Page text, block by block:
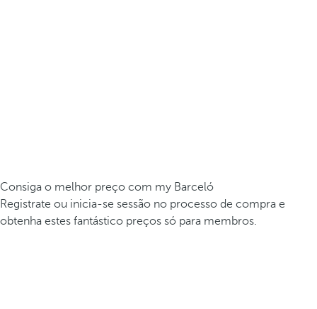
Consiga o melhor preço com my Barceló
Registrate ou inicia-se sessão no processo de compra e
obtenha estes fantástico preços só para membros.